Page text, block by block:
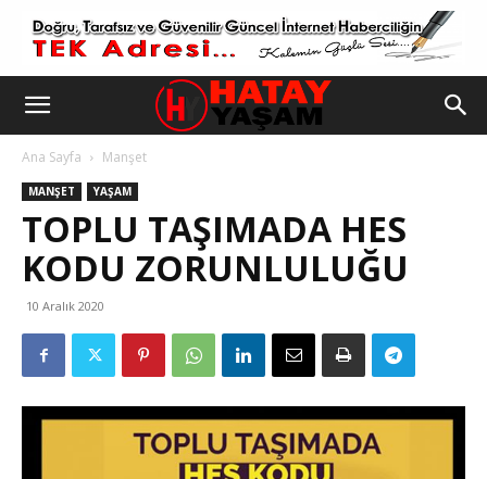
Ana Sayfa Manşet
MANŞET YAŞAM
TOPLU TAŞIMADA HES
KODU ZORUNLULUĞU
10 Aralık 2020